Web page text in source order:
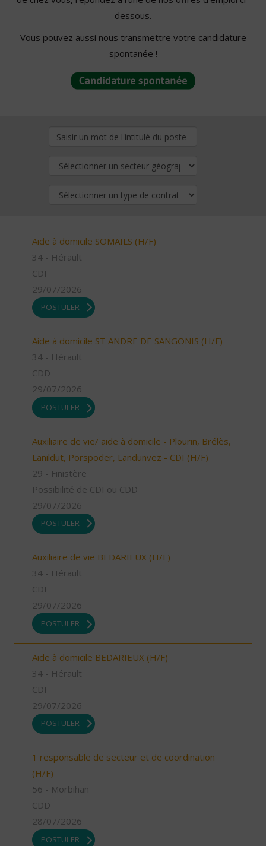
dessous.
Vous pouvez aussi nous transmettre votre candidature
spontanée !
Aide à domicile SOMAILS (H/F)
34 - Hérault
CDI
29/07/2026
POSTULER
Aide à domicile ST ANDRE DE SANGONIS (H/F)
34 - Hérault
CDD
29/07/2026
POSTULER
Auxiliaire de vie/ aide à domicile - Plourin, Brélès,
Lanildut, Porspoder, Landunvez - CDI (H/F)
29 - Finistère
Possibilité de CDI ou CDD
29/07/2026
POSTULER
Auxiliaire de vie BEDARIEUX (H/F)
34 - Hérault
CDI
29/07/2026
POSTULER
Aide à domicile BEDARIEUX (H/F)
34 - Hérault
CDI
29/07/2026
POSTULER
1 responsable de secteur et de coordination
(H/F)
56 - Morbihan
CDD
28/07/2026
POSTULER